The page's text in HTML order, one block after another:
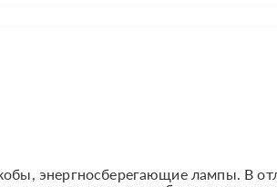
энергносберегающие лампы. В